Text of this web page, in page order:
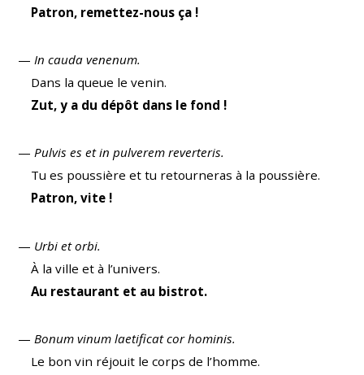
Patron, remettez-nous ça !
—In cauda venenum.
Dans la queue le venin.
Zut, y a du dépôt dans le fond !
—Pulvis es et in pulverem reverteris.
Tu es poussière et tu retourneras à la poussière.
Patron, vite !
— Urbi et orbi.
À la ville et à l’univers.
Au restaurant et au bistrot.
—Bonum vinum laetificat cor hominis.
Le bon vin réjouit le corps de l’homme.